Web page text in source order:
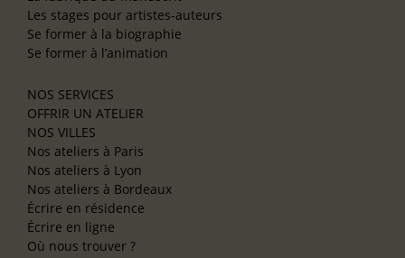
Les stages pour artistes-auteurs
Se former à la biographie
Se former à l’animation
NOS SERVICES
OFFRIR UN ATELIER
NOS VILLES
Nos ateliers à Paris
Nos ateliers à Lyon
Nos ateliers à Bordeaux
Écrire en résidence
Écrire en ligne
Où nous trouver ?